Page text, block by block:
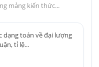
mảng kiến thức...
dạng toán về đại lượng
tỉ lệ...